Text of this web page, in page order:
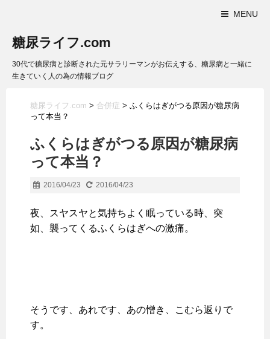
MENU
糖尿ライフ.com
30代で糖尿病と診断された元サラリーマンがお伝えする、糖尿病と一緒に
生きていく人の為の情報ブログ
糖尿ライフ.com > 合併症 > ふくらはぎがつる原因が糖尿病
って本当？
ふくらはぎがつる原因が糖尿病
って本当？
2016/04/23 2016/04/23
夜、スヤスヤと気持ちよく眠っている時、突
如、襲ってくるふくらはぎへの激痛。
そうです、あれです、あの憎き、こむら返りで
す。